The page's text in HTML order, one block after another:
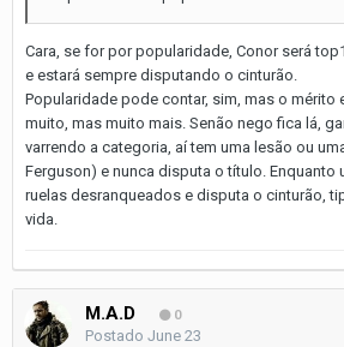
Cara, se for por popularidade, Conor será
e estará sempre disputando o cinturão.
Popularidade pode contar, sim, mas o mérito
muito, mas muito mais. Senão nego fica lá,
varrendo a categoria, aí tem uma lesão ou
Ferguson) e nunca disputa o título. Enquanto
ruelas desranqueados e disputa o cinturão,
vida.
M.A.D 0
Postado June 23